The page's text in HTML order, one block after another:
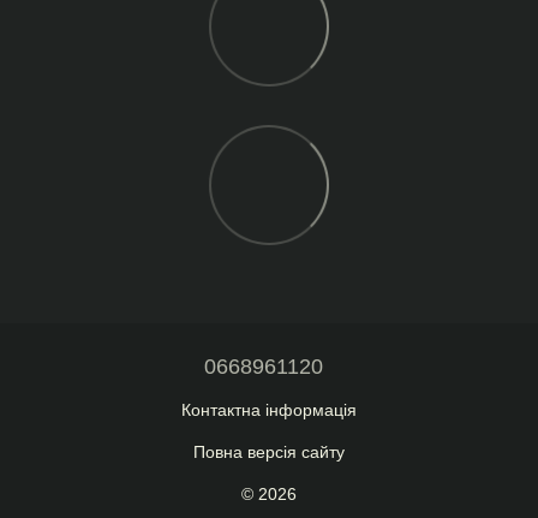
0668961120
Контактна інформація
Повна версія сайту
© 2026